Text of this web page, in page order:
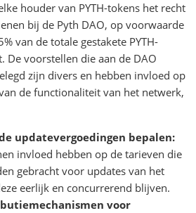
houder van PYTH-tokens het recht
bij de Pyth DAO, op voorwaarde
van de totale gestakete PYTH-
De voorstellen die aan de DAO
zijn divers en hebben invloed op
de functionaliteit van het netwerk,
updatevergoedingen bepalen:
invloed hebben op de tarieven die
gebracht voor updates van het
eerlijk en concurrerend blijven.
voor